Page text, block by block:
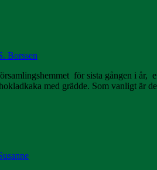
Borssen
för sista gången i år,
med grädde. Som vanligt är